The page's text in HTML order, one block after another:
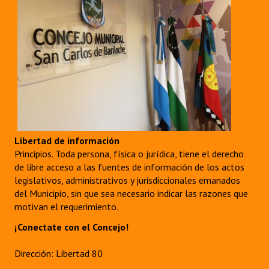
Libertad de información
Principios. Toda persona, física o jurídica, tiene el derecho
de libre acceso a las fuentes de información de los actos
legislativos, administrativos y jurisdiccionales emanados
del Municipio, sin que sea necesario indicar las razones que
motivan el requerimiento.
¡Conectate con el Concejo!
Dirección: Libertad 80